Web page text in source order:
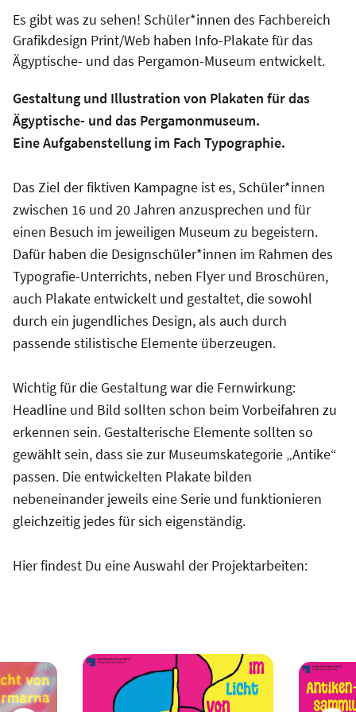
Es gibt was zu sehen! Schüler*innen des Fachbereich
Grafikdesign Print/Web haben Info-Plakate für das
Ägyptische- und das Pergamon-Museum entwickelt.
Gestaltung und Illustration von Plakaten für das
Ägyptische- und das Pergamonmuseum.
Eine Aufgabenstellung im Fach Typographie.
Das Ziel der fiktiven Kampagne ist es, Schüler*innen
zwischen 16 und 20 Jahren anzusprechen und für
einen Besuch im jeweiligen Museum zu begeistern.
Dafür haben die Designschüler*innen im Rahmen des
Typografie-Unterrichts, neben Flyer und Broschüren,
auch Plakate entwickelt und gestaltet, die sowohl
durch ein jugendliches Design, als auch durch
passende stilistische Elemente überzeugen.
Wichtig für die Gestaltung war die Fernwirkung:
Headline und Bild sollten schon beim Vorbeifahren zu
erkennen sein. Gestalterische Elemente sollten so
gewählt sein, dass sie zur Museumskategorie „Antike“
passen. Die entwickelten Plakate bilden
nebeneinander jeweils eine Serie und funktionieren
gleichzeitig jedes für sich eigenständig.
Hier findest Du eine Auswahl der Projektarbeiten: